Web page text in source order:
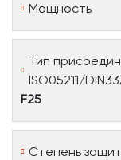
Мощность
Тип
ISO05211/
F25
Степень